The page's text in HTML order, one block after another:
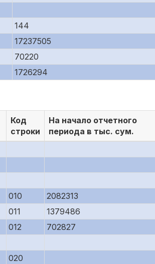
144
17237505
70220
1726294
Код
строки
На начало отчетного
периода в тыс. сум.
010 2082313
011 1379486
012 702827
020